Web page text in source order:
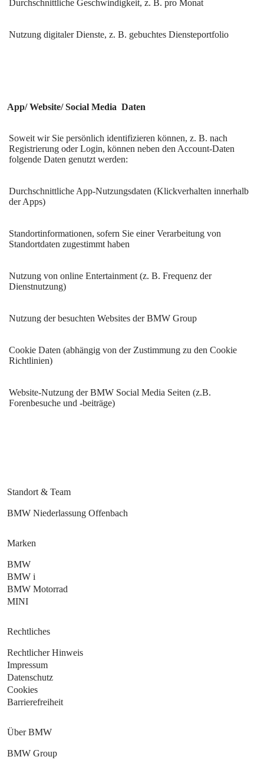
Durchschnittliche Geschwindigkeit, z. B. pro Monat
Nutzung digitaler Dienste, z. B. gebuchtes Diensteportfolio
App/ Website/ Social Media Daten
Soweit wir Sie persönlich identifizieren können, z. B. nach
Registrierung oder Login, können neben den Account-Daten
folgende Daten genutzt werden:
Durchschnittliche App-Nutzungsdaten (Klickverhalten innerhalb
der Apps)
Standortinformationen, sofern Sie einer Verarbeitung von
Standortdaten zugestimmt haben
Nutzung von online Entertainment (z. B. Frequenz der
Dienstnutzung)
Nutzung der besuchten Websites der BMW Group
Cookie Daten (abhängig von der Zustimmung zu den Cookie
Richtlinien)
Website-Nutzung der BMW Social Media Seiten (z.B.
Forenbesuche und -beiträge)